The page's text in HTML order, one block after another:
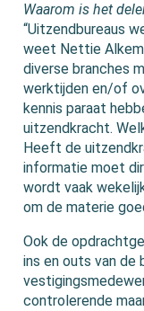
Waarom is het
“Uitzendbureaus
weet Nettie
diverse branches
werktijden en/of
kennis paraat
uitzendkracht.
Heeft de
informatie moet
wordt vaak
om de materie
Ook de
ins en outs van
controlerende